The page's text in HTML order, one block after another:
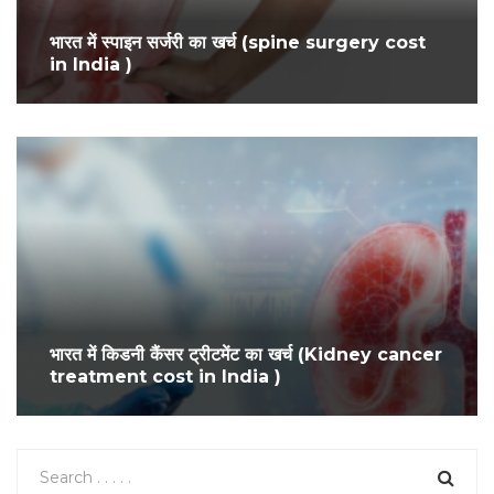
भारत में स्पाइन सर्जरी का खर्च (spine surgery cost
in India )
भारत में किडनी कैंसर ट्रीटमेंट का खर्च (Kidney cancer
treatment cost in India )